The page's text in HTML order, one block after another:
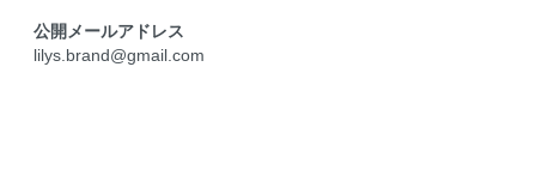
公開メールアドレス
lilys.brand@gmail.com